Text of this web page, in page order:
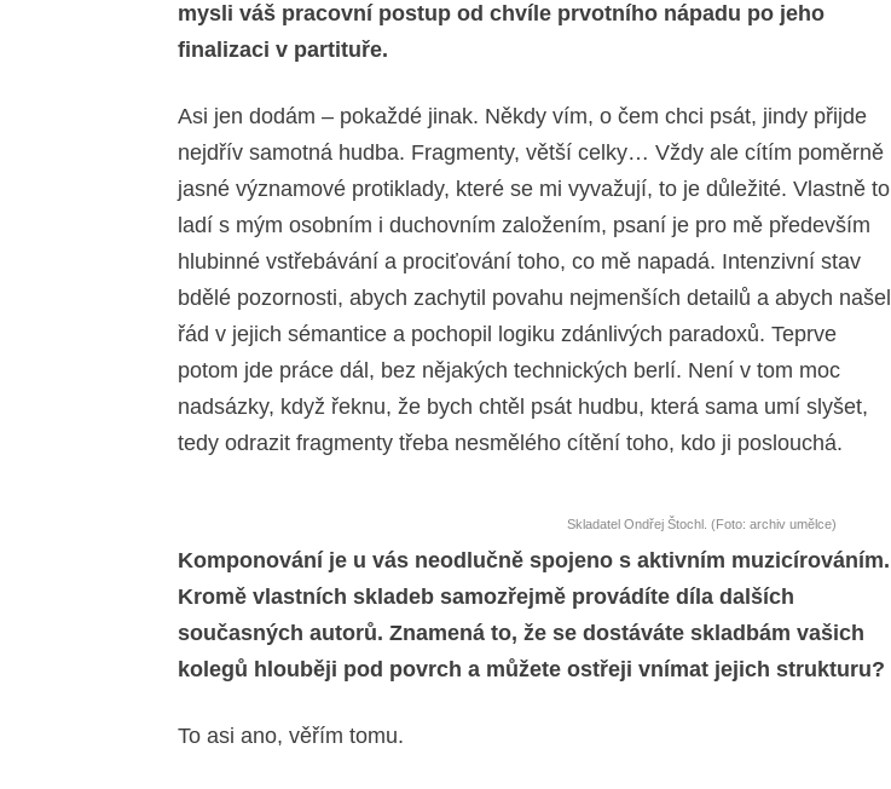
mysli váš pracovní postup od chvíle prvotního nápadu po jeho
finalizaci v partituře.
Asi jen dodám – pokaždé jinak. Někdy vím, o čem chci psát, jindy přijde
nejdřív samotná hudba. Fragmenty, větší celky… Vždy ale cítím poměrně
jasné významové protiklady, které se mi vyvažují, to je důležité. Vlastně to
ladí s mým osobním i duchovním založením, psaní je pro mě především
hlubinné vstřebávání a prociťování toho, co mě napadá. Intenzivní stav
bdělé pozornosti, abych zachytil povahu nejmenších detailů a abych našel
řád v jejich sémantice a pochopil logiku zdánlivých paradoxů. Teprve
potom jde práce dál, bez nějakých technických berlí. Není v tom moc
nadsázky, když řeknu, že bych chtěl psát hudbu, která sama umí slyšet,
tedy odrazit fragmenty třeba nesmělého cítění toho, kdo ji poslouchá.
Skladatel Ondřej Štochl. (Foto: archiv umělce)
Komponování je u vás neodlučně spojeno s aktivním muzicírováním.
Kromě vlastních skladeb samozřejmě provádíte díla dalších
současných autorů. Znamená to, že se dostáváte skladbám vašich
kolegů hlouběji pod povrch a můžete ostřeji vnímat jejich strukturu?
To asi ano, věřím tomu.